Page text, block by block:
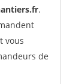
.
vous
de